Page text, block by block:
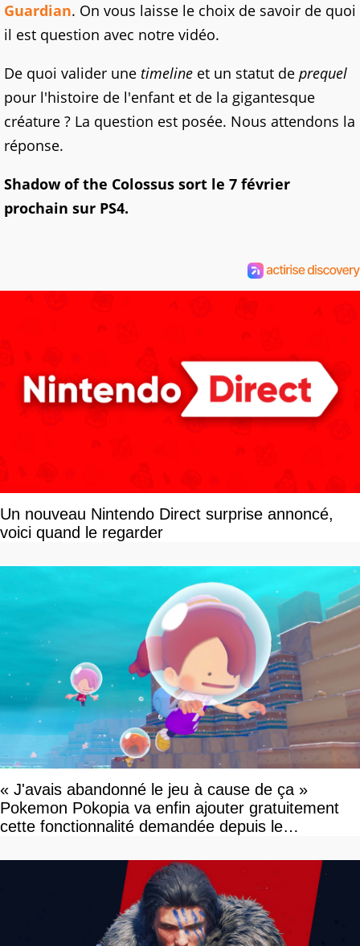
Guardian. On vous laisse le choix de savoir de quoi
il est question avec notre vidéo.
De quoi valider une timeline et un statut de prequel
pour l'histoire de l'enfant et de la gigantesque
créature ? La question est posée. Nous attendons la
réponse.
Shadow of the Colossus sort le 7 février
prochain sur PS4.
Un nouveau Nintendo Direct surprise annoncé,
voici quand le regarder
« J'avais abandonné le jeu à cause de ça »
Pokemon Pokopia va enfin ajouter gratuitement
cette fonctionnalité demandée depuis le